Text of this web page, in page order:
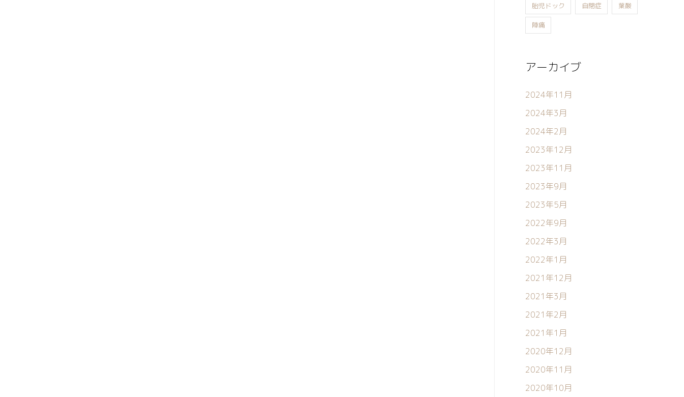
胎児ドック 自閉症 葉酸
陣痛
アーカイブ
2024年11月
2024年3月
2024年2月
2023年12月
2023年11月
2023年9月
2023年5月
2022年9月
2022年3月
2022年1月
2021年12月
2021年3月
2021年2月
2021年1月
2020年12月
2020年11月
2020年10月